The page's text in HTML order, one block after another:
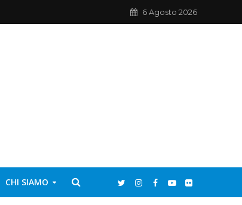
6 Agosto 2026
CHI SIAMO